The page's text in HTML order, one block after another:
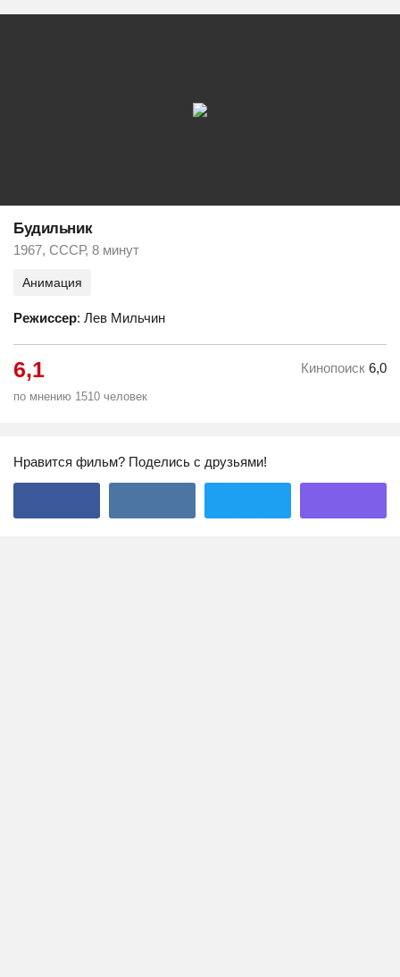
Будильник
1967, СССР, 8 минут
Анимация
Режиссер: Лев Мильчин
6,1
по мнению 1510 человек
Кинопоиск 6,0
Нравится фильм? Поделись с друзьями!